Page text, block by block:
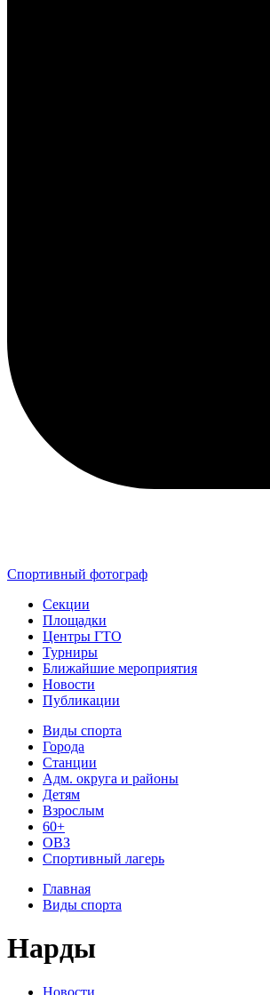
Спортивный фотограф
Секции
Площадки
Центры ГТО
Турниры
Ближайшие мероприятия
Новости
Публикации
Виды спорта
Города
Станции
Адм. округа и районы
Детям
Взрослым
60+
ОВЗ
Спортивный лагерь
Главная
Виды спорта
Нарды
Новости